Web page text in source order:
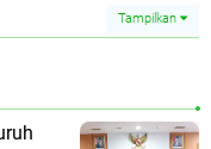
Tampilkan